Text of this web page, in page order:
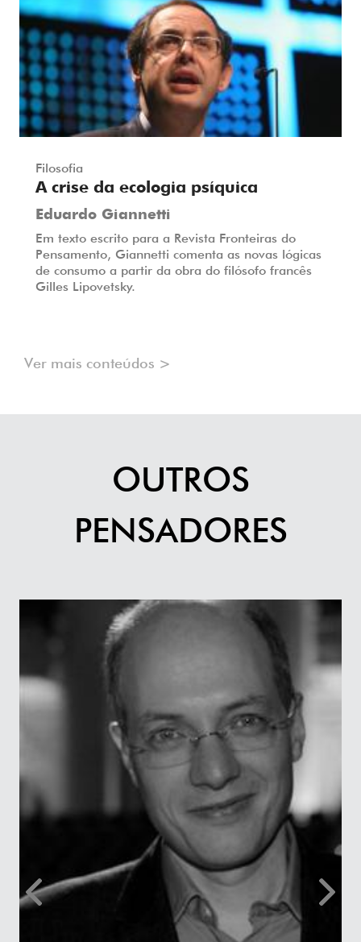
Filosofia
A crise da ecologia psíquica
Eduardo Giannetti
Em texto escrito para a Revista Fronteiras do
Pensamento, Giannetti comenta as novas lógicas
de consumo a partir da obra do filósofo francês
Gilles Lipovetsky.
Ver mais conteúdos >
OUTROS
PENSADORES